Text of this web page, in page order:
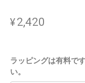
¥2,420
ラッピングは有料で
い。